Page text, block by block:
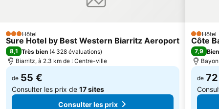
Grottes de Zugarramurdiko
Thermes La Perle
3 Étoiles
Hôtel
Sure Hotel by Best Western Biarritz Aeroport
8,1 Très bien (4 328 évaluations)
Biarritz, à 2.3 km de : Centre-ville
de 55 €
Consulter les prix de 17 sites
Consulter les prix
2 Étoiles
Hôtel
Côte
7,9 Bien
de